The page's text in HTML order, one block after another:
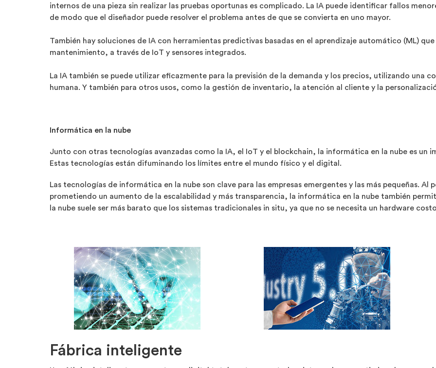
internos de una pieza sin realizar las pruebas oportunas es complicado. La IA puede identificar fallos
de modo que el diseñador puede resolver el problema antes de que se convierta en uno mayor.
También hay soluciones de IA con herramientas predictivas basadas en el aprendizaje automático (ML)
mantenimiento, a través de IoT y sensores integrados.
La IA también se puede utilizar eficazmente para la previsión de la demanda y los precios, utilizando una
humana. Y también para otros usos, como la gestión de inventario, la atención al cliente y la
Informática en la nube
Junto con otras tecnologías avanzadas como la IA, el IoT y el blockchain, la informática en la nube es un
Estas tecnologías están difuminando los límites entre el mundo físico y el digital.
Las tecnologías de informática en la nube son clave para las empresas emergentes y las más pequeñas.
prometiendo un aumento de la escalabilidad y más transparencia, la informática en la nube también
la nube suele ser más barato que los sistemas tradicionales in situ, ya que no se necesita un hardware
Fábrica inteligente